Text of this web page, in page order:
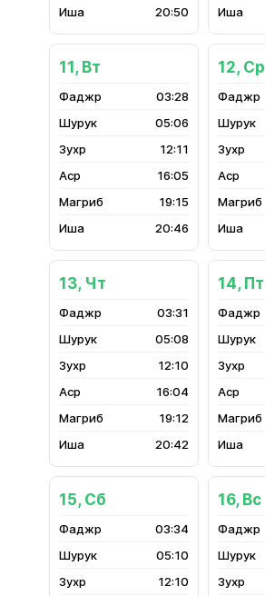
20:50
11, Вт
03:28
05:06
12:11
16:05
19:15
20:46
12, Ср
13, Чт
03:31
05:08
12:10
16:04
19:12
20:42
14, Пт
15, Сб
03:34
05:10
12:10
16, Вс